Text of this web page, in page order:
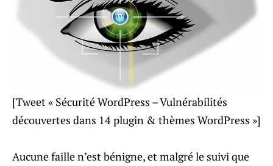
[Tweet « Sécurité WordPress – Vulnérabilités
découvertes dans 14 plugin & thèmes WordPress »]
Aucune faille n’est bénigne, et malgré le suivi que